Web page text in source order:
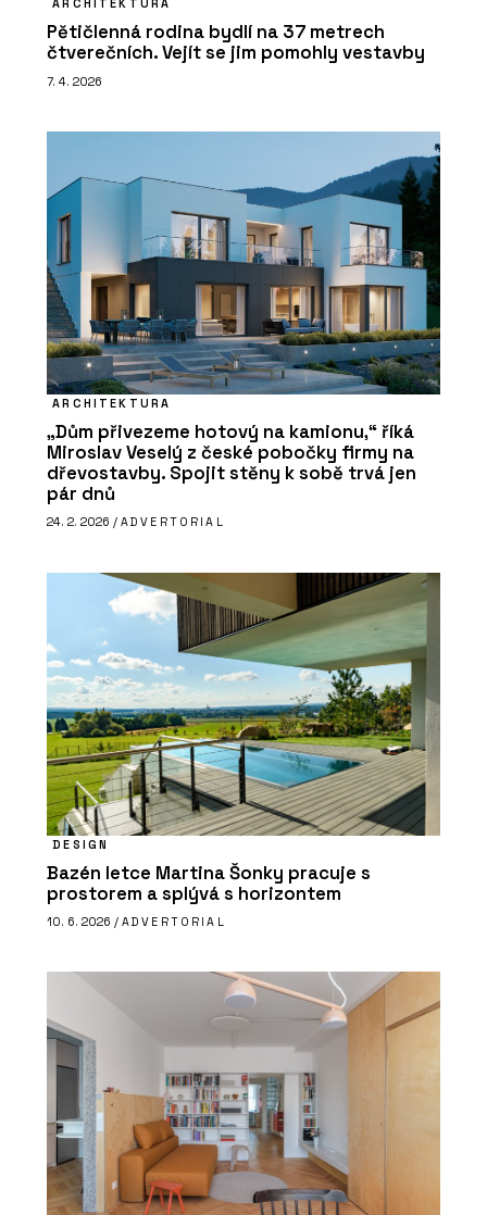
ARCHITEKTURA
Pětičlenná rodina bydlí na 37 metrech
čtverečních. Vejít se jim pomohly vestavby
7. 4. 2026
ARCHITEKTURA
„Dům přivezeme hotový na kamionu,“ říká
Miroslav Veselý z české pobočky firmy na
dřevostavby. Spojit stěny k sobě trvá jen
pár dnů
24. 2. 2026 / ADVERTORIAL
DESIGN
Bazén letce Martina Šonky pracuje s
prostorem a splývá s horizontem
10. 6. 2026 / ADVERTORIAL